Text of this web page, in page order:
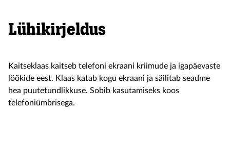
Lühikirjeldus
Kaitseklaas kaitseb telefoni ekraani kriimude ja igapäevaste
löökide eest. Klaas katab kogu ekraani ja säilitab seadme
hea puutetundlikkuse. Sobib kasutamiseks koos
telefoniümbrisega.